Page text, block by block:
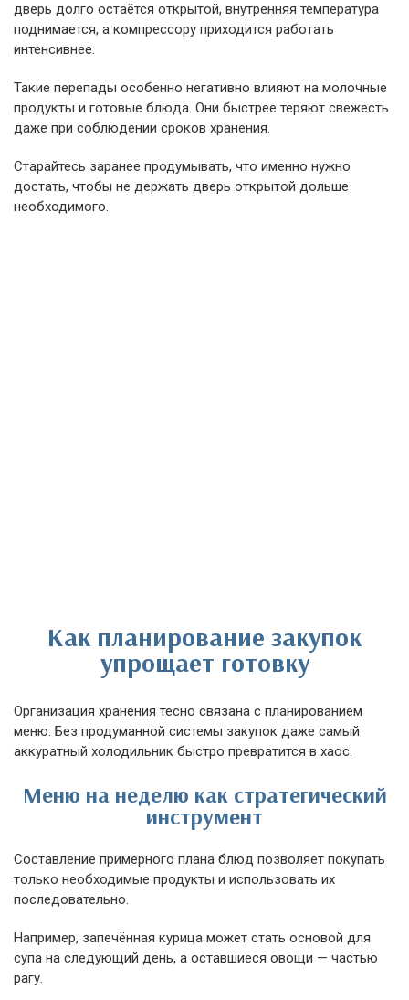
дверь долго остаётся открытой, внутренняя температура
поднимается, а компрессору приходится работать
интенсивнее.
Такие перепады особенно негативно влияют на молочные
продукты и готовые блюда. Они быстрее теряют свежесть
даже при соблюдении сроков хранения.
Старайтесь заранее продумывать, что именно нужно
достать, чтобы не держать дверь открытой дольше
необходимого.
Как планирование закупок
упрощает готовку
Организация хранения тесно связана с планированием
меню. Без продуманной системы закупок даже самый
аккуратный холодильник быстро превратится в хаос.
Меню на неделю как стратегический
инструмент
Составление примерного плана блюд позволяет покупать
только необходимые продукты и использовать их
последовательно.
Например, запечённая курица может стать основой для
супа на следующий день, а оставшиеся овощи — частью
рагу.